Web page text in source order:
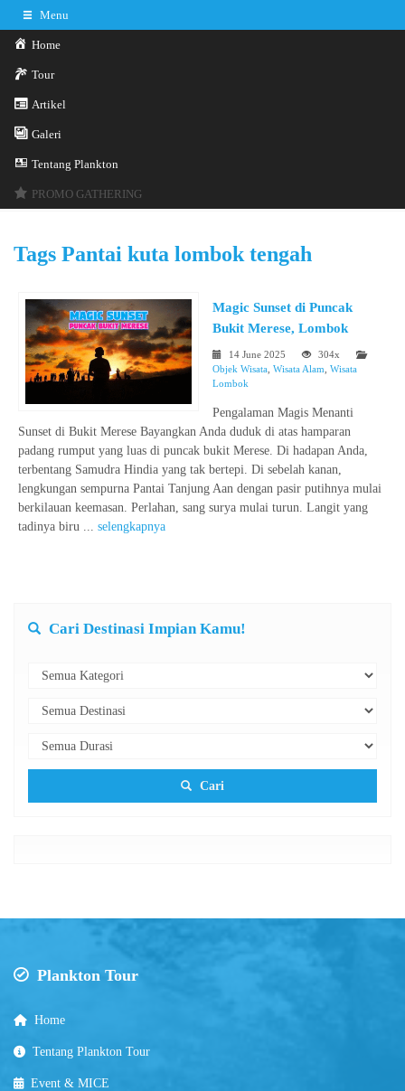
Menu
Home
Tour
Artikel
Galeri
Tentang Plankton
PROMO GATHERING
Tags Pantai kuta lombok tengah
Magic Sunset di Puncak
Bukit Merese, Lombok
14 June 2025
304x
Objek Wisata Wisata Alam Wisata
Lombok
Pengalaman Magis Menanti
Sunset di Bukit Merese Bayangkan Anda duduk di atas hamparan
padang rumput yang luas di puncak bukit Merese. Di hadapan Anda,
terbentang Samudra Hindia yang tak bertepi. Di sebelah kanan,
lengkungan sempurna Pantai Tanjung Aan dengan pasir putihnya mulai
berkilauan keemasan. Perlahan, sang surya mulai turun. Langit yang
tadinya biru ... selengkapnya
Cari Destinasi Impian Kamu!
Cari
Plankton Tour
Home
Tentang Plankton Tour
Event & MICE